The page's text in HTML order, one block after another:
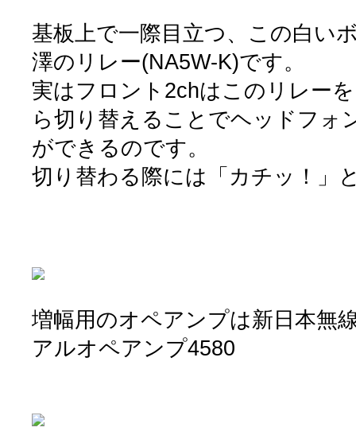
基板上で一際目立つ、この白い
澤のリレー(NA5W-K)です。
実はフロント2chはこのリレー
ら切り替えることでヘッドフォ
ができるのです。
切り替わる際には「カチッ！」
増幅用のオペアンプは新日本無
アルオペアンプ4580